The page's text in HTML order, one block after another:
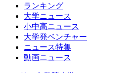
ランキング
大学ニュース
小中高ニュース
大学発ベンチャー
ニュース特集
動画ニュース